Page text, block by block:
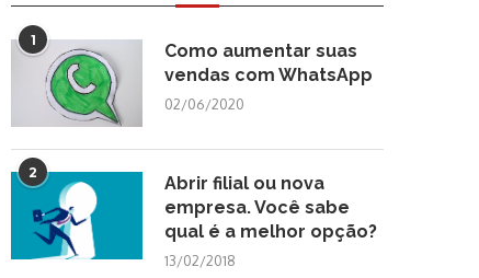
1
Como aumentar suas
vendas com WhatsApp
02/06/2020
2
Abrir filial ou nova
empresa. Você sabe
qual é a melhor opção?
13/02/2018